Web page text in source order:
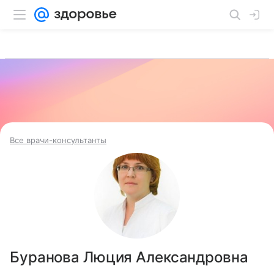
Все врачи-консультанты
Буранова Люция Александровна